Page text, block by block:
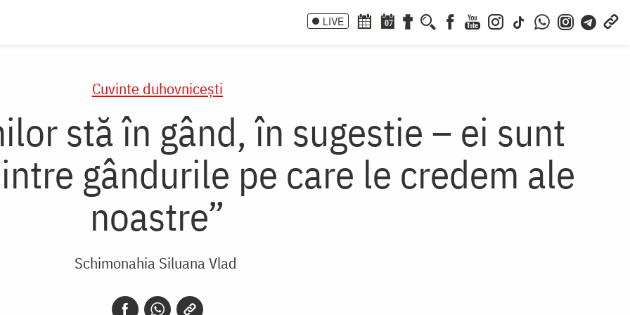
LIVE 07
Cuvinte duhovnicești
stă în gând, în sugestie – ei sunt
gândurile pe care le credem ale
noastre”
Schimonahia Siluana Vlad